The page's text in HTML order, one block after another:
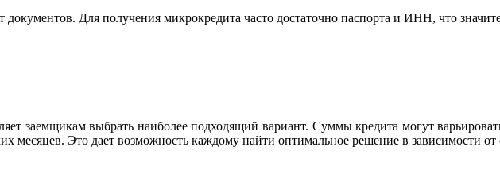
Для получения микрокредита часто достаточно паспорта и ИНН, что
заемщикам выбрать наиболее подходящий вариант. Суммы кредита могут
месяцев. Это дает возможность каждому найти оптимальное решение в зависимости от